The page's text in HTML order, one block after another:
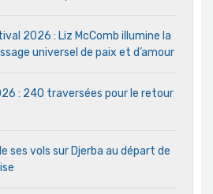
2026 : Liz McComb illumine la
universel de paix et d’amour
: 240 traversées pour le retour
ses vols sur Djerba au départ de